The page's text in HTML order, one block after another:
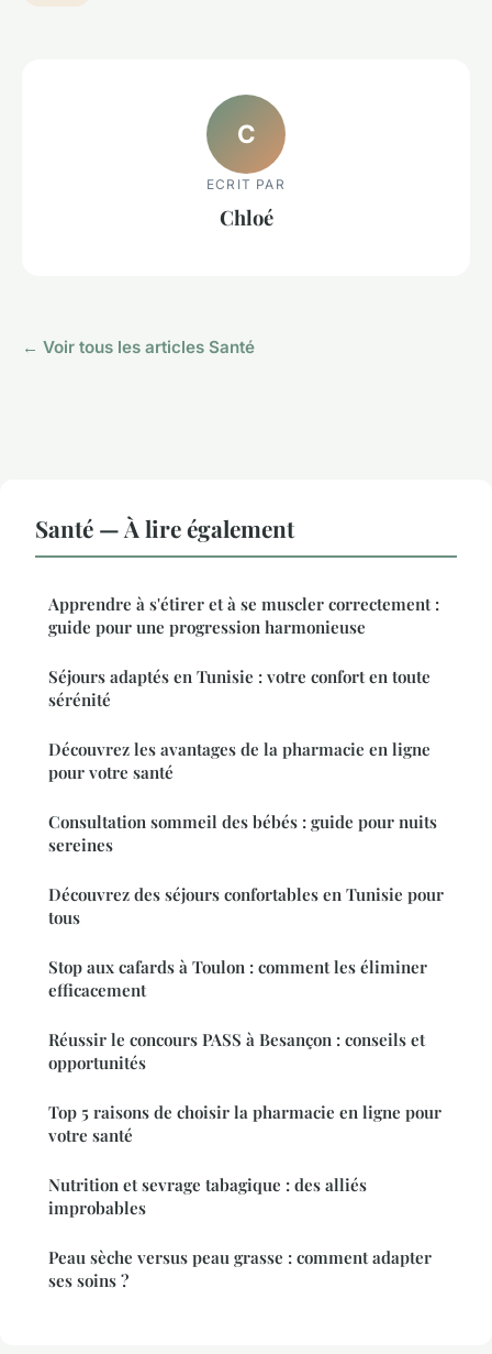
C
ECRIT PAR
Chloé
← Voir tous les articles Santé
Santé — À lire également
Apprendre à s'étirer et à se muscler correctement :
guide pour une progression harmonieuse
Séjours adaptés en Tunisie : votre confort en toute
sérénité
Découvrez les avantages de la pharmacie en ligne
pour votre santé
Consultation sommeil des bébés : guide pour nuits
sereines
Découvrez des séjours confortables en Tunisie pour
tous
Stop aux cafards à Toulon : comment les éliminer
efficacement
Réussir le concours PASS à Besançon : conseils et
opportunités
Top 5 raisons de choisir la pharmacie en ligne pour
votre santé
Nutrition et sevrage tabagique : des alliés
improbables
Peau sèche versus peau grasse : comment adapter
ses soins ?